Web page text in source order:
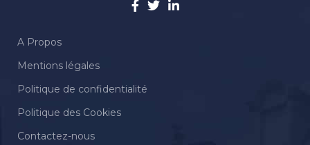
A Propos
Mentions légales
Politique de confidentialité
Politique des Cookies
Contactez-nous